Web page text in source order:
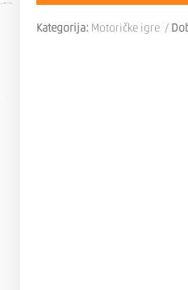
Kategorija: Motoričke igre /